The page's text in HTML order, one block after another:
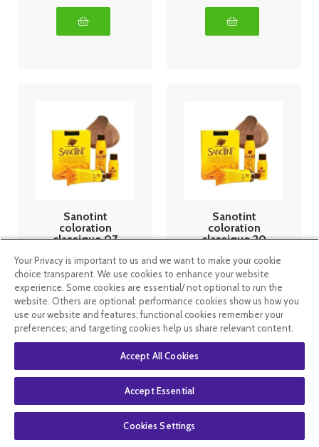
Sanotint
coloration
classique 07
125ml
11.99 € 8.99 €
En stock
Sanotint
coloration
classique 20
11.99€ 8.99€
En stock
Your Privacy is important to us and we want to make your cookie
choice transparent. We use cookies to enhance your website
experience. Some cookies are essential/ not optional to run the
website. Others are optional: performance cookies show us how you
use our website and features; functional cookies remember your
preferences; and targeting cookies help us share relevant content.
Accept All Cookies
Accept Essential
Cookies Settings